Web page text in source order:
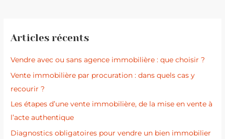
Articles récents
Vendre avec ou sans agence immobilière : que choisir ?
Vente immobilière par procuration : dans quels cas y
recourir ?
Les étapes d’une vente immobilière, de la mise en vente à
l’acte authentique
Diagnostics obligatoires pour vendre un bien immobilier